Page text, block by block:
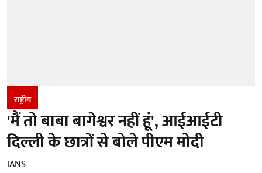
राष्ट्रीय
'मैं तो बाबा बागेश्वर नहीं हूं', आईआईटी
दिल्ली के छात्रों से बोले पीएम मोदी
IANS